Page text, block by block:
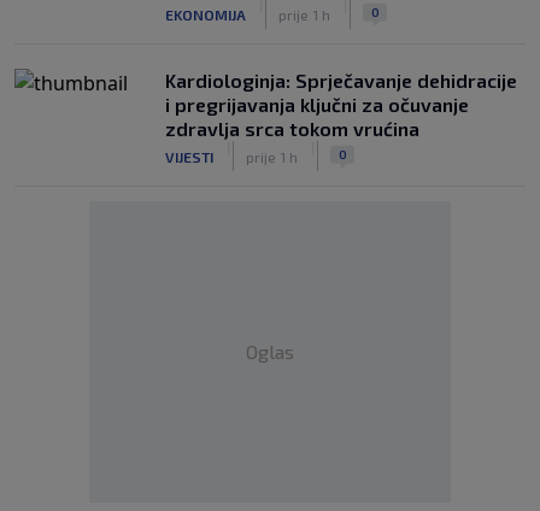
EKONOMIJA prije 1 h 0
Kardiologinja: Sprječavanje dehidracije
i pregrijavanja ključni za očuvanje
zdravlja srca tokom vrućina
VIJESTI prije 1 h 0
Oglas